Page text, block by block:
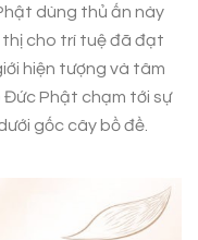
dùng thủ ấn này
cho trí tuệ đã đạt
hiện tượng và tâm
Phật chạm tới sự
gốc cây bồ đề.